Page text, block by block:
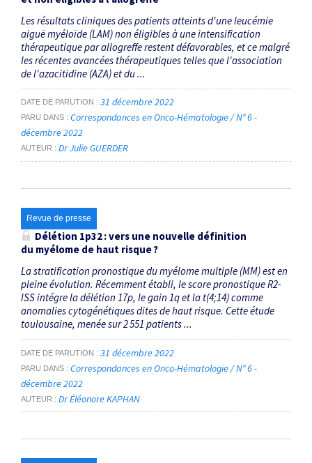
Les résultats cliniques des patients atteints d'une leucémie
aiguë myéloïde (LAM) non éligibles à une intensification
thérapeutique par allogreffe restent défavorables, et ce malgré
les récentes avancées thérapeutiques telles que l'association
de l'azacitidine (AZA) et du ...
DATE DE PARUTION 31 décembre 2022
PARU DANS
Correspondances en Onco-Hématologie / N° 6 -
décembre 2022
AUTEUR Dr Julie GUERDER
Revue de presse
Délétion 1p32 : vers une nouvelle définition
du myélome de haut risque ?
La stratification pronostique du myélome multiple (MM) est en
pleine évolution. Récemment établi, le score pronostique R2-
ISS intégre la délétion 17p, le gain 1q et la t(4;14) comme
anomalies cytogénétiques dites de haut risque. Cette étude
toulousaine, menée sur 2 551 patients ...
DATE DE PARUTION 31 décembre 2022
PARU DANS
Correspondances en Onco-Hématologie / N° 6 -
décembre 2022
AUTEUR Dr Éléonore KAPHAN